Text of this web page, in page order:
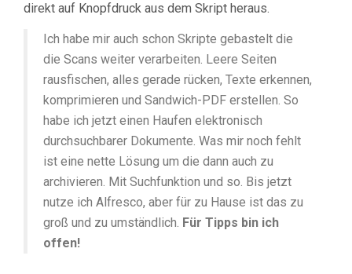
direkt auf Knopfdruck aus dem Skript heraus.
Ich habe mir auch schon Skripte gebastelt die
die Scans weiter verarbeiten. Leere Seiten
rausfischen, alles gerade rücken, Texte erkennen,
komprimieren und Sandwich-PDF erstellen. So
habe ich jetzt einen Haufen elektronisch
durchsuchbarer Dokumente. Was mir noch fehlt
ist eine nette Lösung um die dann auch zu
archivieren. Mit Suchfunktion und so. Bis jetzt
nutze ich Alfresco, aber für zu Hause ist das zu
groß und zu umständlich. Für Tipps bin ich
offen!